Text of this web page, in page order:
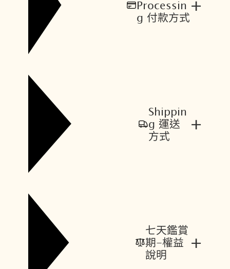
Processin
g 付款方式
+
Shippin
g 運送
方式
+
七天鑑賞
期-權益
說明
+